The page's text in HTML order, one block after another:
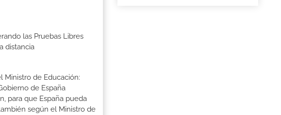
las Pruebas Libres
distancia
Ministro de Educación:
de España
para que España pueda
según el Ministro de